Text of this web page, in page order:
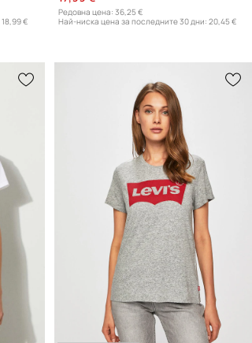
18,99 €
Редовна цена: 36,25 €
Най-ниска цена за последните 30 дни: 20,45 €